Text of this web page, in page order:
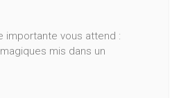
importante vous attend :
mis dans un